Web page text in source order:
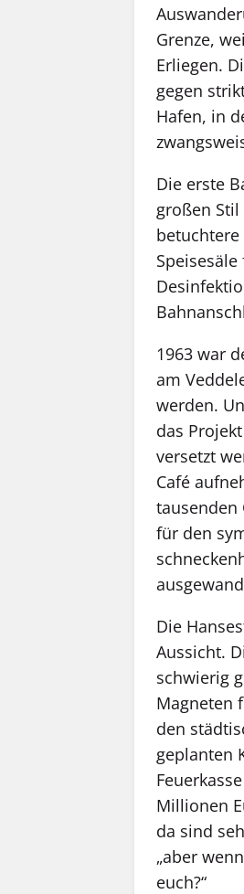
Grenze,
Erliegen.
gegen
Hafen, in
Die erste
großen
1963 war
am
werden.
das
versetzt
Café
tausenden
für den
Die
Aussicht.
schwierig
Magneten
den
geplanten
Millionen
da sind
„aber
euch?“